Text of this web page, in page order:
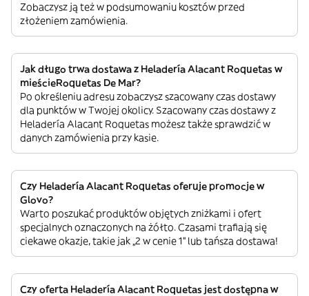
Zobaczysz ją też w podsumowaniu kosztów przed
złożeniem zamówienia.
Jak długo trwa dostawa z Heladería Alacant Roquetas w
mieścieRoquetas De Mar?
Po określeniu adresu zobaczysz szacowany czas dostawy
dla punktów w Twojej okolicy. Szacowany czas dostawy z
Heladería Alacant Roquetas możesz także sprawdzić w
danych zamówienia przy kasie.
Czy Heladería Alacant Roquetas oferuje promocje w
Glovo?
Warto poszukać produktów objętych zniżkami i ofert
specjalnych oznaczonych na żółto. Czasami trafiają się
ciekawe okazje, takie jak „2 w cenie 1” lub tańsza dostawa!
Czy oferta Heladería Alacant Roquetas jest dostępna w